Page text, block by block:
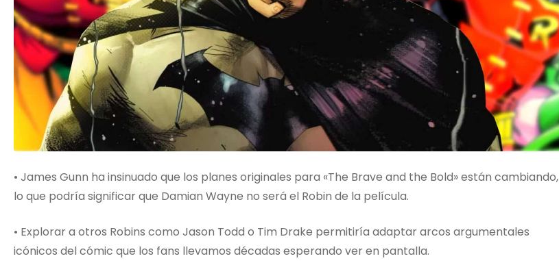
• James Gunn ha insinuado que los planes originales para «The Brave and the Bold» están cambiando,
lo que podría significar que Damian Wayne no será el Robin de la película.
• Explorar a otros Robins como Jason Todd o Tim Drake permitiría adaptar arcos argumentales
icónicos del cómic que los fans llevamos décadas esperando ver en pantalla.